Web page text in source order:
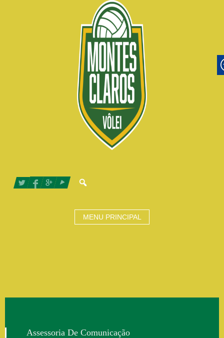
MENU PRINCIPAL
Assessoria De Comunicação